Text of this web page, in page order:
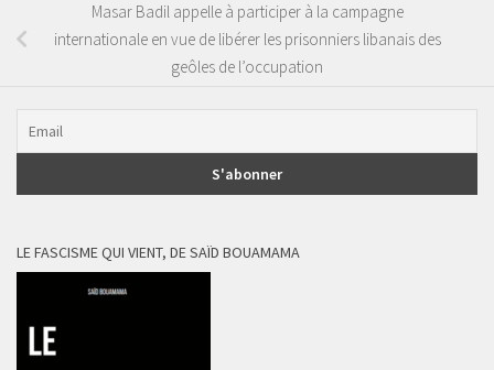
Masar Badil appelle à participer à la campagne
internationale en vue de libérer les prisonniers libanais des
geôles de l’occupation
LE FASCISME QUI VIENT, DE SAÏD BOUAMAMA